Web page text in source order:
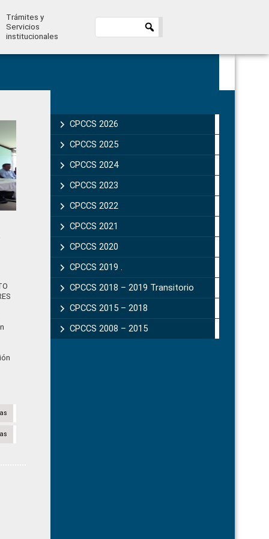
Trámites y
Servicios
institucionales
Sidebar
CPCCS 2026
CPCCS 2025
CPCCS 2024
CPCCS 2023
CPCCS 2022
CPCCS 2021
CPCCS 2020
CPCCS 2019 .
CPCCS 2018 – 2019 Transitorio
CPCCS 2015 – 2018
CPCCS 2008 – 2015